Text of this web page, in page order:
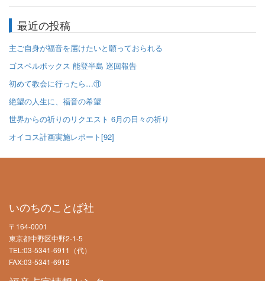
最近の投稿
主ご自身が福音を届けたいと願っておられる
ゴスペルボックス 能登半島 巡回報告
初めて教会に行ったら…⑪
絶望の人生に、福音の希望
世界からの祈りのリクエスト 6月の日々の祈り
オイコス計画実施レポート[92]
いのちのことば社
〒164-0001
東京都中野区中野2-1-5
TEL:03-5341-6911（代）
FAX:03-5341-6912